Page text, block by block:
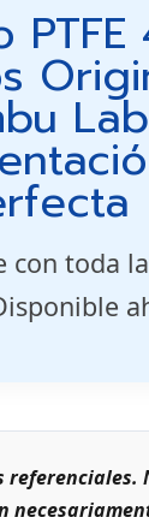
PTFE
Lab 
con toda
referenciales.